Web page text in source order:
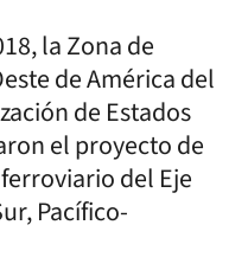
la Zona de
de América del
de Estados
el proyecto de
del Eje
Pacífico-